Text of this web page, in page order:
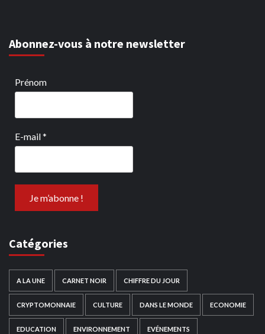
Abonnez-vous à notre newsletter
Prénom
E-mail*
Catégories
A LA UNE CARNET NOIR CHIFFRE DU JOUR
CRYPTOMONNAIE CULTURE DANS LE MONDE ECONOMIE
EDUCATION ENVIRONNEMENT EVÉNEMENTS